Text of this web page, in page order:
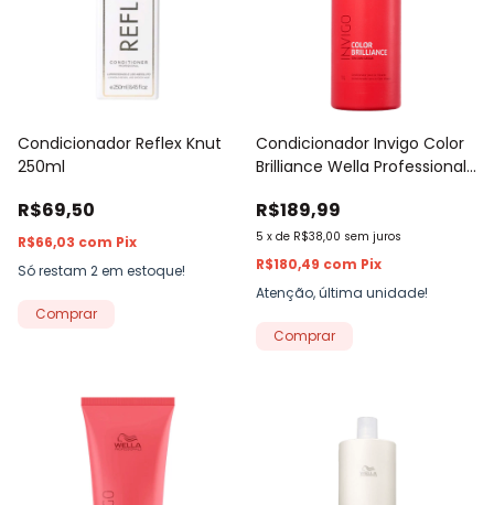
Condicionador Reflex Knut
250ml
R$69,50
R$66,03 com Pix
Só restam 2em estoque!
Condicionador Invigo Color
Brilliance Wella Professionals
R$189,99
5 x de R$38,00 sem juros
R$180,49 com Pix
Atenção, última unidade!